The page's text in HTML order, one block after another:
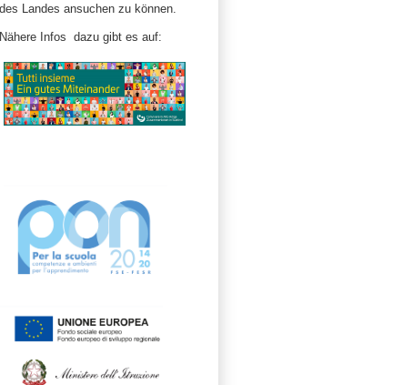
des Landes ansuchen zu können.
Nähere Infos dazu gibt es auf: